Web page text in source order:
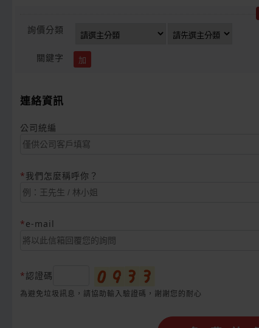
詢價分類
關鍵字 加
連絡資訊
公司統編
我們怎麼稱呼你？
e-mail
認證碼
為避免垃圾訊息，請協助輸入驗證碼，謝謝您的耐心